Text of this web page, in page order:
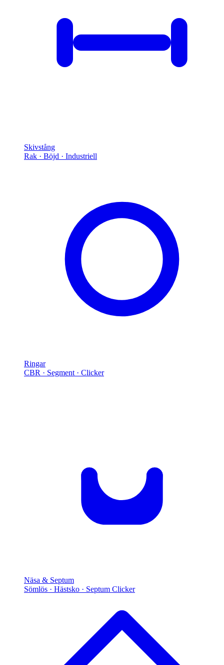
Skivstång
Rak · Böjd · Industriell
Ringar
CBR · Segment · Clicker
Näsa & Septum
Sömlös · Hästsko · Septum Clicker